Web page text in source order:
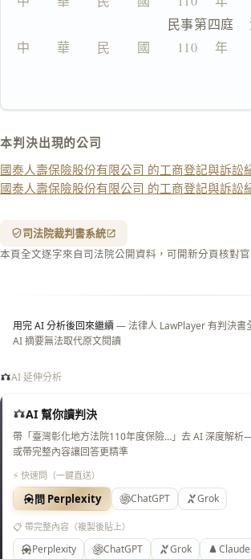
民事第四
中　　華　　民　　國　　110 　年　
本判決出現的公司
國泰人壽保險股份有限公司 的工商登記與訴訟
國泰人壽保險股份有限公司 的工商登記與訴訟
司法院裁判書系統
本頁全文逐字來自司法院公開資料，可開新分頁核對官
用完 AI 分析後回來繼續— 法律人 LawPlayer 有判決書
AI 摘要無法取代原文閱讀
AI 延伸分析
AI 幫你讀判決
帶「臺灣彰化地方法院110年度保險…」去 AI 深度解析
或帶完整內容讓回答更精準
⚡ 快速問（一鍵直送）
問 Perplexity ChatGPT Grok
📋 帶完整內容（複製後貼上）
Perplexity ChatGPT Grok Claude